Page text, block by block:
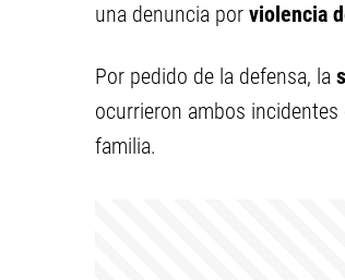
una denuncia por violencia
Por pedido de la defensa, la
ocurrieron ambos
familia.